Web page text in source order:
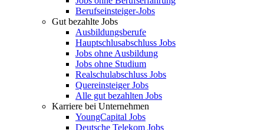
Berufseinsteiger-Jobs
Gut bezahlte Jobs
Ausbildungsberufe
Hauptschlusabschluss Jobs
Jobs ohne Ausbildung
Jobs ohne Studium
Realschulabschluss Jobs
Quereinsteiger Jobs
Alle gut bezahlten Jobs
Karriere bei Unternehmen
YoungCapital Jobs
Deutsche Telekom Jobs